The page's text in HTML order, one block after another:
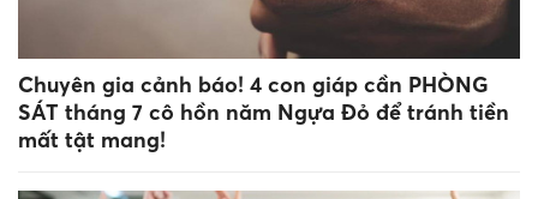
Chuyên gia cảnh báo! 4 con giáp cần PHÒNG
SÁT tháng 7 cô hồn năm Ngựa Đỏ để tránh tiền
mất tật mang!